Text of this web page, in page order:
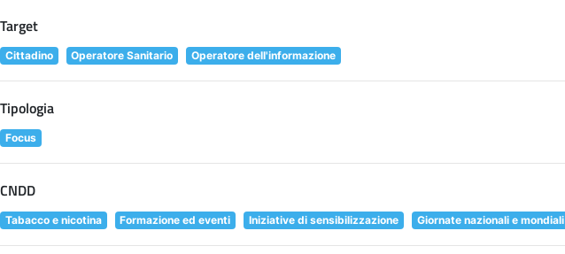
Target
Cittadino Operatore Sanitario Operatore dell'informazione
Tipologia
Focus
CNDD
Tabacco e nicotina Formazione ed eventi Iniziative di sensibilizzazione Giornate nazionali e mondiali